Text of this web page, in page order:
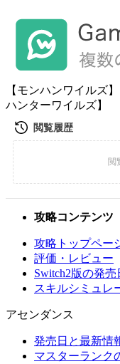
【モンハンワイルズ
ハンターワイルズ】
攻略コンテンツ
攻略トップペー
評価・レビュー
Switch2版の発売
スキルシミュレ
アセンダンス
発売日と最新情
マスターランク